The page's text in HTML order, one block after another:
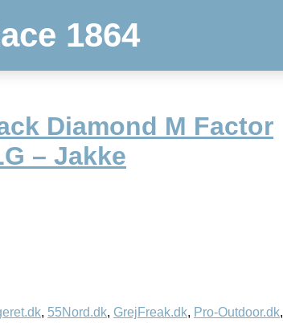
1864
Diamond M Factor
– Jakke
, 55Nord.dk, GrejFreak.dk, Pro-Outdoor.dk,